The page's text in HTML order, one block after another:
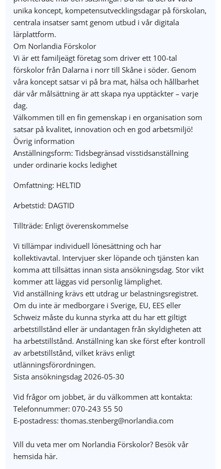
unika koncept, kompetensutvecklingsdagar på förskolan,
centrala insatser samt genom utbud i vår digitala
lärplattform.
Om Norlandia Förskolor
Vi är ett familjeägt företag som driver ett 100-tal
förskolor från Dalarna i norr till Skåne i söder. Genom
våra koncept satsar vi på bra mat, hälsa och hållbarhet
där vår målsättning är att skapa nya upptäckter – varje
dag.
Välkommen till en fin gemenskap i en organisation som
satsar på kvalitet, innovation och en god arbetsmiljö!
Övrig information
Anställningsform: Tidsbegränsad visstidsanställning
under ordinarie kocks ledighet
Omfattning: HELTID
Arbetstid: DAGTID
Tillträde: Enligt överenskommelse
Vi tillämpar individuell lönesättning och har
kollektivavtal. Intervjuer sker löpande och tjänsten kan
komma att tillsättas innan sista ansökningsdag. Stor vikt
kommer att läggas vid personlig lämplighet.
Vid anställning krävs ett utdrag ur belastningsregistret.
Om du inte är medborgare i Sverige, EU, EES eller
Schweiz måste du kunna styrka att du har ett giltigt
arbetstillstånd eller är undantagen från skyldigheten att
ha arbetstillstånd. Anställning kan ske först efter kontroll
av arbetstillstånd, vilket krävs enligt
utlänningsförordningen.
Sista ansökningsdag 2026-05-30
Vid frågor om jobbet, är du välkommen att kontakta:
Telefonnummer: 070-243 55 50
E-postadress: thomas.stenberg@norlandia.com
Vill du veta mer om Norlandia Förskolor? Besök vår
hemsida här.